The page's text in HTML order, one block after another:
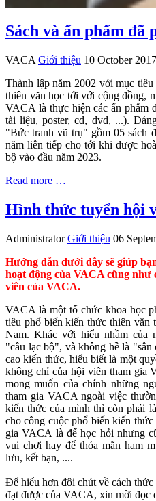
Sách và ấn phẩm đã
VACA Giới thiệu 10 October 2017
Thành lập năm 2002 với mục
thiên văn học tới với cộng đồng,
VACA là thực hiện các ấn phẩm
tài liệu, poster, cd, dvd, ...).
"Bức tranh vũ trụ" gồm 05 sách
năm liên tiếp cho tới khi được
bộ vào đầu năm 2023.
Read more …
Hình thức tuyển hội
Administrator Giới thiệu 06
Hướng dẫn dưới đây sẽ giúp
hoạt động của VACA cũng
viên của VACA.
VACA là một tổ chức khoa học
tiêu phổ biến kiến thức thiên
Nam. Khác với hiểu nhầm của
"câu lạc bộ", và không hề là
cao kiến thức, hiểu biết là một
không chỉ của hội viên tham gia
mong muốn của chính những
tham gia VACA ngoài việc
kiến thức của mình thì còn phải
cho công cuộc phổ biến kiến
gia VACA là để học hỏi nhưng
vui chơi hay để thỏa mãn ham
lưu, kết bạn, ....
Để hiểu hơn đôi chút về cách
đạt được của VACA, xin mời đọc